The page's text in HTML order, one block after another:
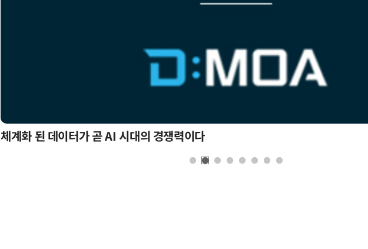
체계화 된 데이터가 곧 AI 시대의 경쟁력이다